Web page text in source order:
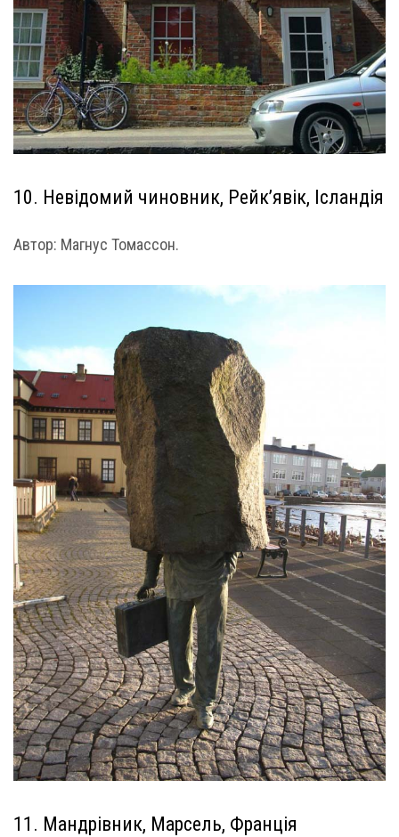
10. Невідомий чиновник, Рейк’явік, Ісландія
Автор: Магнус Томассон.
11. Мандрівник, Марсель, Франція